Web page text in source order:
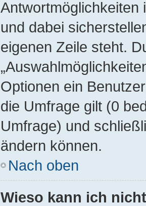
Antwortmöglichkeiten
und dabei
eigenen Zeile steht.
Optionen ein
die Umfrage gilt (0
Umfrage) und
ändern können.
Nach oben
Wieso kann ich